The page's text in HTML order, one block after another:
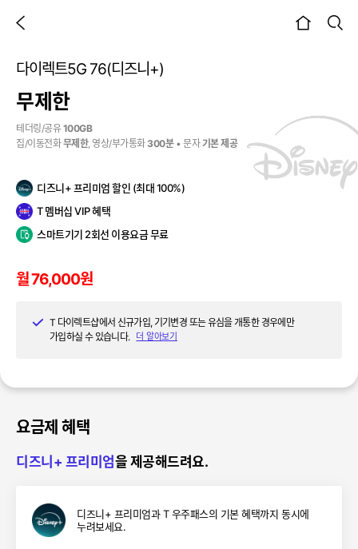
본문시작
다이렉트5G 76(디즈니+)
무제한
테더링/공유100GB
집/이동전화무제한, 영상/부가통화 300분• 문자 기본 제공
디즈니+ 프리미엄 할인 (최대 100%)
T 멤버십 VIP 혜택
스마트기기 2회선 이용요금 무료
월 76,000원
T 다이렉트샵에서 신규가입, 기기변경 또는 유심을 개통한 경우에만
가입하실 수 있습니다.
더 알아보기
요금제 혜택
디즈니+ 프리미엄을 제공해드려요.
디즈니+ 프리미엄과 T 우주패스의 기본 혜택까지 동시에
누려보세요.